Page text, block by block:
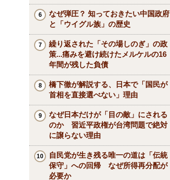
なぜ弾圧？ 知っておきたい中国政府
と「ウイグル族」の歴史
繰り返された「その場しのぎ」の政
策...痛みを避け続けたメルケルの16
年間が残した負債
橋下徹が解説する、日本で「国民が
首相を直接選べない」理由
なぜ日本だけが「目の敵」にされる
のか 習近平政権が台湾問題で絶対
に譲らない理由
自民党が生き残る唯一の道は「伝統
保守」への回帰 なぜ所得再分配が
必要か